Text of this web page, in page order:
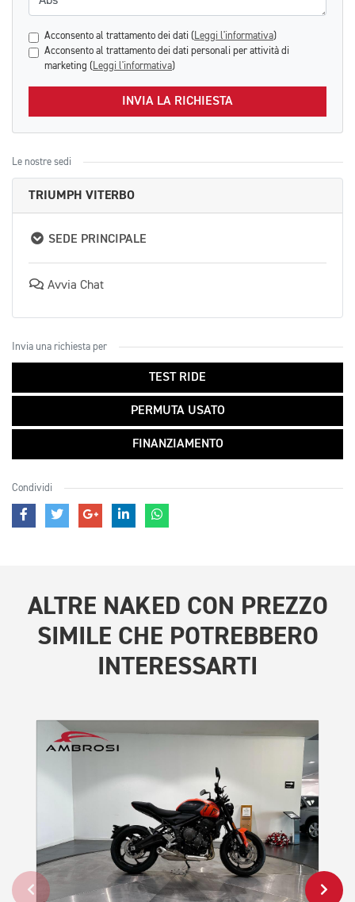
Acconsento al trattamento dei dati ( Leggi l'informativa)
Acconsento al trattamento dei dati personali per attività di
marketing ( Leggi l'informativa)
INVIA LA RICHIESTA
Le nostre sedi
TRIUMPH VITERBO
SEDE PRINCIPALE
Avvia Chat
Invia una richiesta per
TEST RIDE
PERMUTA USATO
FINANZIAMENTO
Condividi
ALTRE NAKED CON PREZZO
SIMILE CHE POTREBBERO
INTERESSARTI